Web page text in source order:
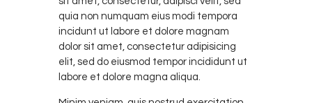
quia non numquam eius modi tempora
incidunt ut labore et dolore magnam
dolor sit amet, consectetur adipisicing
elit, sed do eiusmod tempor incididunt ut
labore et dolore magna aliqua.